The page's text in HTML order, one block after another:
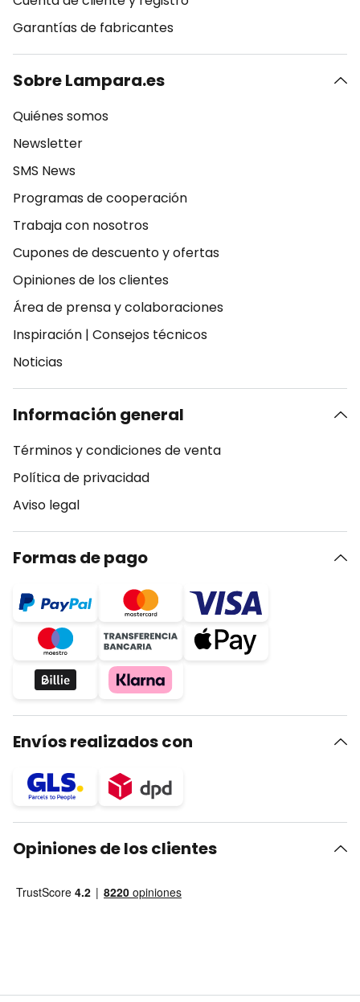
Garantías de fabricantes
Sobre Lampara.es
Quiénes somos
Newsletter
SMS News
Programas de cooperación
Trabaja con nosotros
Cupones de descuento y ofertas
Opiniones de los clientes
Área de prensa y colaboraciones
Inspiración | Consejos técnicos
Noticias
Información general
Términos y condiciones de venta
Política de privacidad
Aviso legal
Formas de pago
Envíos realizados con
Opiniones de los clientes